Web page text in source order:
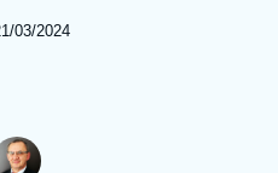
03/2024